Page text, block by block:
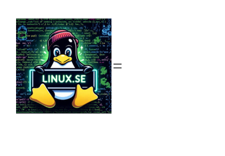
innehåll